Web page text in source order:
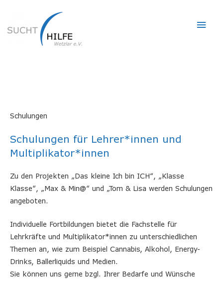
Schulungen
Schulungen für Lehrer*innen und
Multiplikator*innen
Zu den Projekten „Das kleine Ich bin ICH“, „Klasse
Klasse“, „Max & Min@“ und „Tom & Lisa werden Schulungen
angeboten.
Individuelle Fortbildungen bietet die Fachstelle für
Lehrkräfte und Multiplikator*innen zu unterschiedlichen
Themen an, wie zum Beispiel Cannabis, Alkohol, Energy-
Drinks, Ballerliquids und Medien.
Sie können uns gerne bzgl. Ihrer Bedarfe und Wünsche